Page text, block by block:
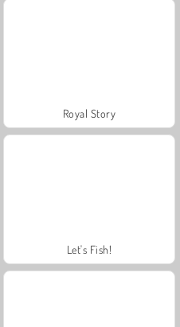
Royal Story
Let's Fish!